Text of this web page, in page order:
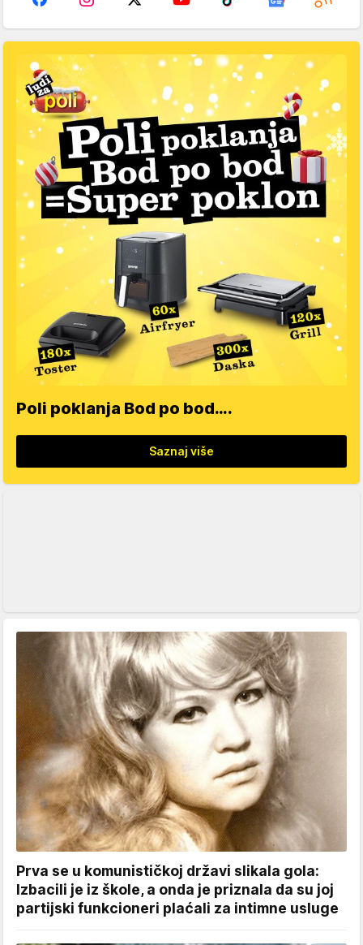
Poli poklanja Bod po bod….
Saznaj više
Prva se u komunističkoj državi slikala gola:
Izbacili je iz škole, a onda je priznala da su joj
partijski funkcioneri plaćali za intimne usluge